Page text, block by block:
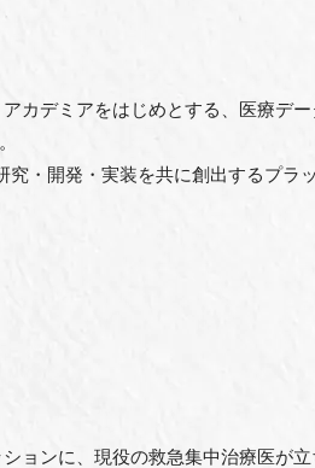
カデミアをはじめとする、医療デ
・開発・実装を共に創出するプラ
ョンに、現役の救急集中治療医が